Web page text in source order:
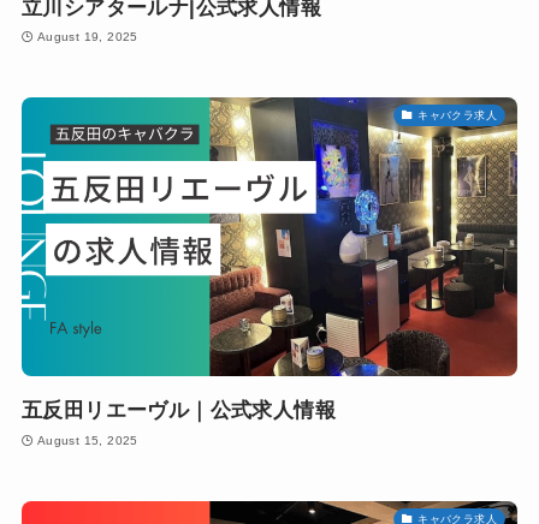
立川シアタールナ|公式求人情報
August 19, 2025
キャバクラ求人
五反田リエーヴル｜公式求人情報
August 15, 2025
キャバクラ求人